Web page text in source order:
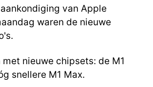
van Apple
waren de nieuwe
met nieuwe chipsets: de M1
snellere M1 Max.